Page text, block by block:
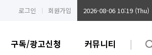
로그인 회원가입 2026-08-06 10:19 (Thu)
구독/광고신청 커뮤니티